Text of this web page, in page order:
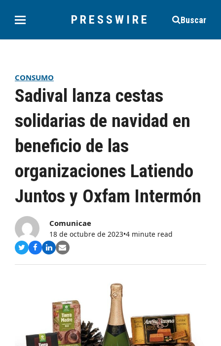
PRESSWIRE Buscar
CONSUMO
Sadival lanza cestas
solidarias de navidad en
beneficio de las
organizaciones Latiendo
Juntos y Oxfam Intermón
Comunicae
18 de octubre de 2023•4 minute read
Compartir
Twitter
Compartir
Facebook
Compartir
LinkedIn
Share
Email